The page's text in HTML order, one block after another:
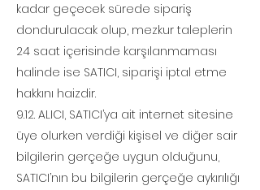
kadar geçecek sürede sipariş
dondurulacak olup, mezkur taleplerin
24 saat içerisinde karşılanmaması
halinde ise SATICI, siparişi iptal etme
hakkını haizdir.
9.12. ALICI, SATICI’ya ait internet sitesine
üye olurken verdiği kişisel ve diğer sair
bilgilerin gerçeğe uygun olduğunu,
SATICI’nın bu bilgilerin gerçeğe aykırılığı